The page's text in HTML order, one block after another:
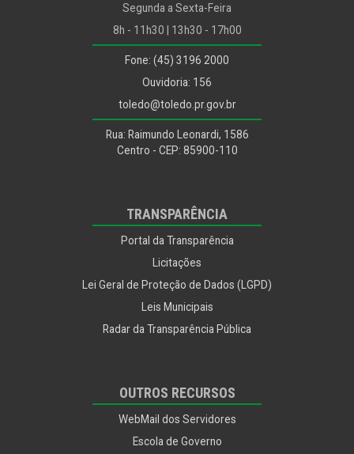
Segunda a Sexta-Feira
8h - 11h30 | 13h30 - 17h00
Fone: (45) 3196 2000
Ouvidoria: 156
toledo@toledo.pr.gov.br
Rua: Raimundo Leonardi, 1586
Centro - CEP: 85900-110
TRANSPARÊNCIA
Portal da Transparência
Licitações
Lei Geral de Proteção de Dados (LGPD)
Leis Municipais
Radar da Transparência Pública
OUTROS RECURSOS
WebMail dos Servidores
Escola de Governo